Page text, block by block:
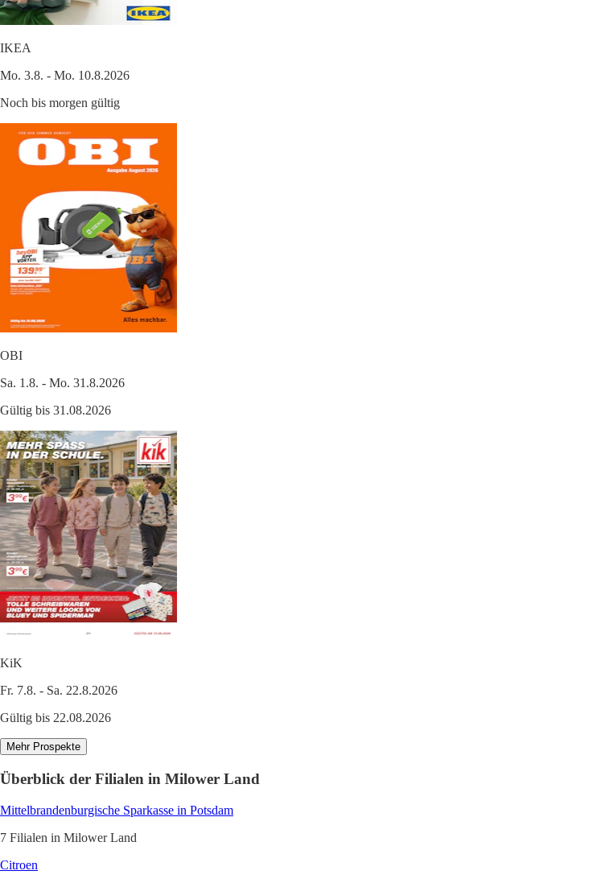
IKEA
Mo. 3.8. - Mo. 10.8.2026
Noch bis morgen gültig
OBI
Sa. 1.8. - Mo. 31.8.2026
Gültig bis 31.08.2026
KiK
Fr. 7.8. - Sa. 22.8.2026
Gültig bis 22.08.2026
Mehr Prospekte
Überblick der Filialen in Milower Land
Mittelbrandenburgische Sparkasse in Potsdam
7 Filialen in Milower Land
Citroen